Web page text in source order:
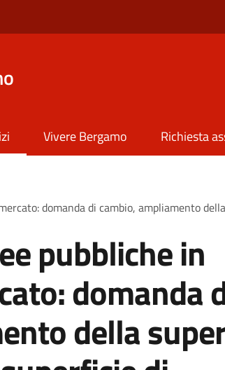
Vivere Bergamo Richiesta
domanda di cambio, ampliamento
pubbliche in
domanda
della